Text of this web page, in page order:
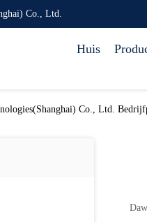
Co., Ltd.
Huis
Co., Ltd.